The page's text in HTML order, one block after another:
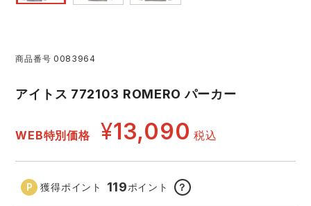
ヤッケ
作業用小物・アクセサリー
鞄・バッグ
つなぎ
作業用手袋ランキング
アイズフロンティア ランキング
TSDESIGN ランキング
GDジャパン カーシーカシマ
ハイパーV 丸五
ムービンカット グラディエーター
清掃・ビルメンテ作業服
医療白衣・介護服
商品番号 0083964
アイトス 772103 ROMERO パーカー
WEB特別価格 ¥13,090 税込
獲得ポイント 119ポイント ？